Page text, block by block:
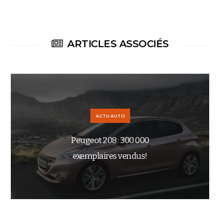
ARTICLES ASSOCIÉS
ACTU AUTO
Peugeot 208 : 300 000
exemplaires vendus!